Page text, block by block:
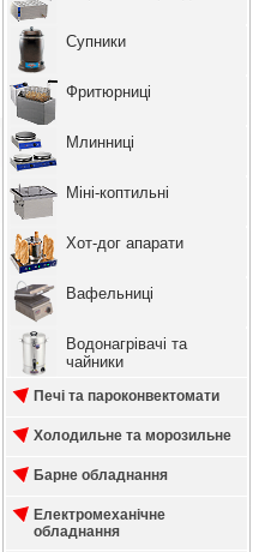
Супники
Фритюрниці
Млинниці
Міні-коптильні
Хот-дог апарати
Вафельниці
Водонагрівачі та
чайники
Печі та пароконвектомати
Холодильне та морозильне
Барне обладнання
Електромеханічне
обладнання